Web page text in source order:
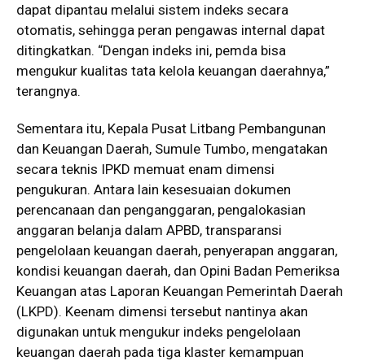
dapat dipantau melalui sistem indeks secara
otomatis, sehingga peran pengawas internal dapat
ditingkatkan. “Dengan indeks ini, pemda bisa
mengukur kualitas tata kelola keuangan daerahnya,”
terangnya.
Sementara itu, Kepala Pusat Litbang Pembangunan
dan Keuangan Daerah, Sumule Tumbo, mengatakan
secara teknis IPKD memuat enam dimensi
pengukuran. Antara lain kesesuaian dokumen
perencanaan dan penganggaran, pengalokasian
anggaran belanja dalam APBD, transparansi
pengelolaan keuangan daerah, penyerapan anggaran,
kondisi keuangan daerah, dan Opini Badan Pemeriksa
Keuangan atas Laporan Keuangan Pemerintah Daerah
(LKPD). Keenam dimensi tersebut nantinya akan
digunakan untuk mengukur indeks pengelolaan
keuangan daerah pada tiga klaster kemampuan